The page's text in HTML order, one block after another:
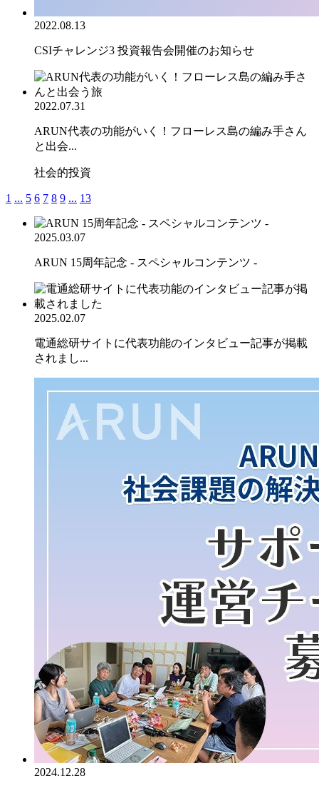
2022.08.13
CSIチャレンジ3 投資報告会開催のお知らせ
2022.07.31
ARUN代表の功能がいく！フローレス島の編み手さん
と出会...
社会的投資
1 ... 5 6 7 8 9 ... 13
2025.03.07
ARUN 15周年記念 - スペシャルコンテンツ -
2025.02.07
電通総研サイトに代表功能のインタビュー記事が掲載
されまし...
2024.12.28